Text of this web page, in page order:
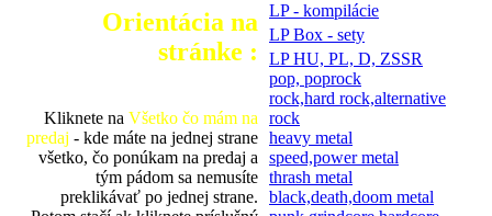
Orientácia na
stránke :
Kliknete na Všetko čo mám na
predaj - kde máte na jednej strane
všetko, čo ponúkam na predaj a
tým pádom sa nemusíte
preklikávať po jednej strane.
LP - kompilácie
LP Box - sety
LP HU, PL, D, ZSSR
pop, poprock
rock,hard rock,alternative
rock
heavy metal
speed,power metal
thrash metal
black,death,doom metal